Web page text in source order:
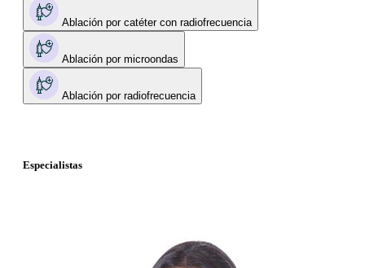
Ablación por catéter con radiofrecuencia
Ablación por microondas
Ablación por radiofrecuencia
Especialistas